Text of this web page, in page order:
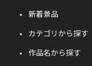
新着景品
カテゴリから探す
作品名から探す